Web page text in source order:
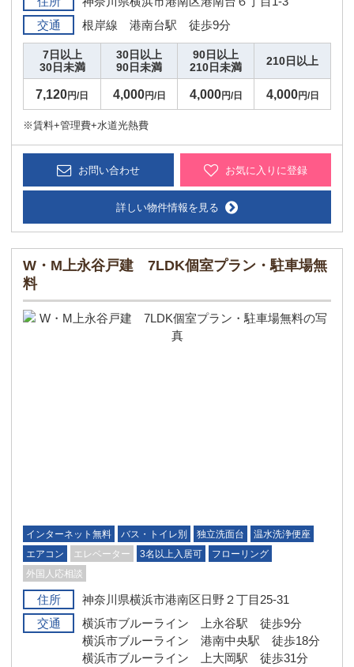
交通
根岸線 港南台駅 徒歩9分
7日以上
30日未満
30日以上
90日未満
90日以上
210日未満
210日以上
7,120円/日 4,000円/日 4,000円/日 4,000円/日
※賃料+管理費+水道光熱費
お問い合わせ お気に入りに登録
詳しい物件情報を見る
W・M上永谷戸建 7LDK個室プラン・駐車場無
料
インターネット無料 バス・トイレ別 独立洗面台
温水洗浄便座
エアコン
エレベーター 3名以上入居可
フローリング
外国人応相談
住所
神奈川県横浜市港南区日野２丁目25-31
交通
横浜市ブルーライン 上永谷駅 徒歩9分
横浜市ブルーライン 港南中央駅 徒歩18分
横浜市ブルーライン 上大岡駅 徒歩31分